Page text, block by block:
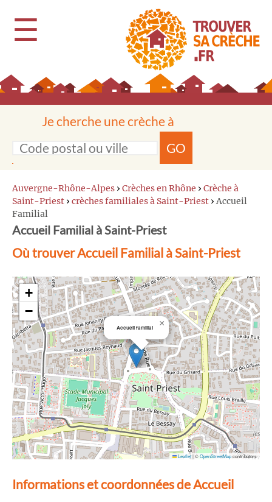
☰
Je cherche une crèche à
GO
Auvergne-Rhône-Alpes › Crèches en Rhône › Crèche à
Saint-Priest › crèches familiales à Saint-Priest ›Accueil
Familial
Accueil Familial à Saint-Priest
Où trouver Accueil Familial à Saint-Priest
Accueil familial ×
+
−
Leaflet|©OpenStreetMapcontributors
Informations et coordonnées de Accueil